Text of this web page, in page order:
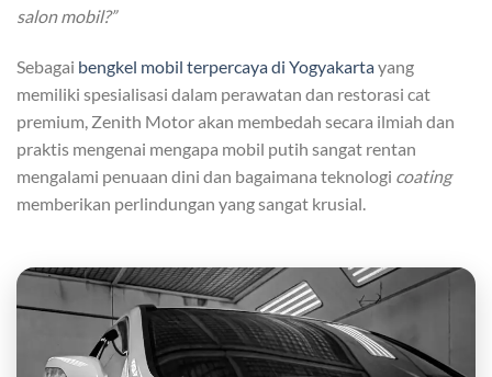
salon mobil?”
Sebagai bengkel mobil terpercaya di Yogyakartayang
memiliki spesialisasi dalam perawatan dan restorasi cat
premium, Zenith Motor akan membedah secara ilmiah dan
praktis mengenai mengapa mobil putih sangat rentan
mengalami penuaan dini dan bagaimana teknologi coating
memberikan perlindungan yang sangat krusial.